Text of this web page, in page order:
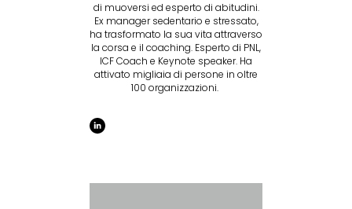
di muoversi ed esperto di abitudini.
Ex manager sedentario e stressato,
ha trasformato la sua vita attraverso
la corsa e il coaching. Esperto di PNL,
ICF Coach e Keynote speaker. Ha
attivato migliaia di persone in oltre
100 organizzazioni.